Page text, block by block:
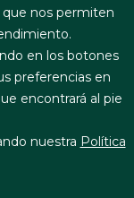
nos permiten
en los botones
preferencias en
encontrará al pie
nuestra Política